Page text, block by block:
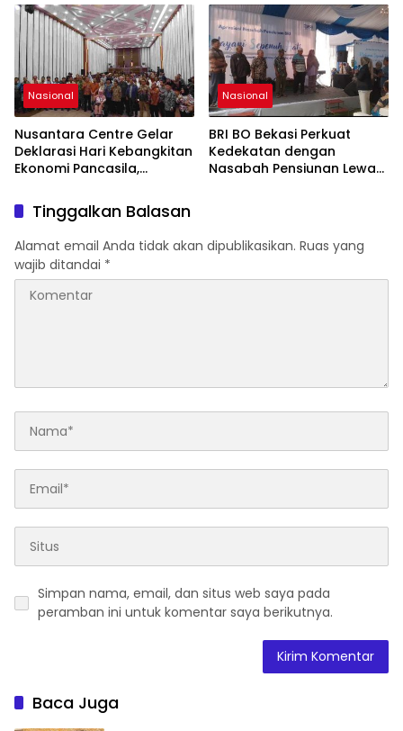
Industri Taman Rekreasi
dan Ekosistem Pariwisata
di Tanah Air
Bintan
Nasional
Nusantara Centre Gelar
Deklarasi Hari Kebangkitan
Ekonomi Pancasila,
Djojohadikusumo Anti
Penjajahan (Pergolakan
Ekonomi Politik Indonesia)
& Simposium Nasional
“Urgensi Undang-Undang
Perekonomian Nasional
dan Kesejahteraan Sosial
Nasional
BRI BO Bekasi Perkuat
Kedekatan dengan
Nasabah Pensiunan Lewat
Tinggalkan Balasan
Alamat email Anda tidak akan dipublikasikan. Ruas yang
wajib ditandai *
Simpan nama, email, dan situs web saya pada
peramban ini untuk komentar saya berikutnya.
Baca Juga